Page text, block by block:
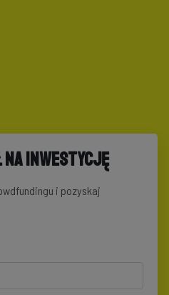
na inwestycję
i pozyskaj